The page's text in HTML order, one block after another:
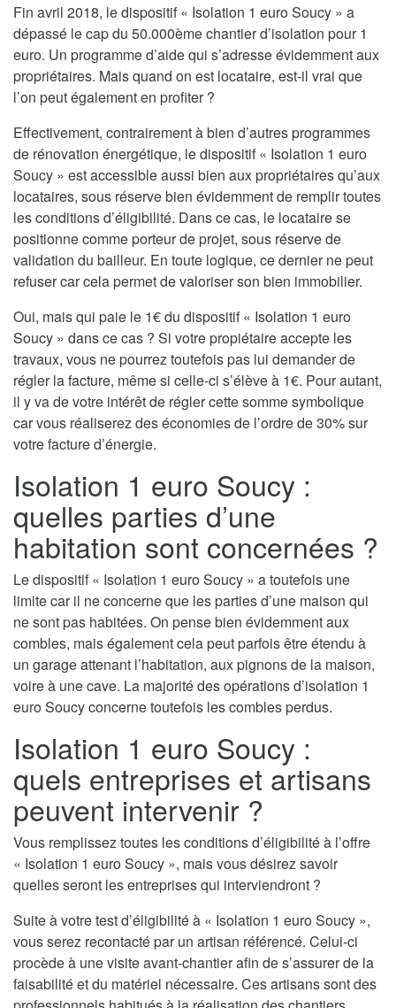
Fin avril 2018, le dispositif « Isolation 1 euro Soucy » a
dépassé le cap du 50.000ème chantier d’isolation pour 1
euro. Un programme d’aide qui s’adresse évidemment aux
propriétaires. Mais quand on est locataire, est-il vrai que
l’on peut également en profiter ?
Effectivement, contrairement à bien d’autres programmes
de rénovation énergétique, le dispositif « Isolation 1 euro
Soucy » est accessible aussi bien aux propriétaires qu’aux
locataires, sous réserve bien évidemment de remplir toutes
les conditions d’éligibilité. Dans ce cas, le locataire se
positionne comme porteur de projet, sous réserve de
validation du bailleur. En toute logique, ce dernier ne peut
refuser car cela permet de valoriser son bien immobilier.
Oui, mais qui paie le 1€ du dispositif « Isolation 1 euro
Soucy » dans ce cas ? Si votre propiétaire accepte les
travaux, vous ne pourrez toutefois pas lui demander de
régler la facture, même si celle-ci s’élève à 1€. Pour autant,
il y va de votre intérêt de régler cette somme symbolique
car vous réaliserez des économies de l’ordre de 30% sur
votre facture d’énergie.
Isolation 1 euro Soucy :
quelles parties d’une
habitation sont concernées ?
Le dispositif « Isolation 1 euro Soucy » a toutefois une
limite car il ne concerne que les parties d’une maison qui
ne sont pas habitées. On pense bien évidemment aux
combles, mais également cela peut parfois être étendu à
un garage attenant l’habitation, aux pignons de la maison,
voire à une cave. La majorité des opérations d’isolation 1
euro Soucy concerne toutefois les combles perdus.
Isolation 1 euro Soucy :
quels entreprises et artisans
peuvent intervenir ?
Vous remplissez toutes les conditions d’éligibilité à l’offre
« Isolation 1 euro Soucy », mais vous désirez savoir
quelles seront les entreprises qui interviendront ?
Suite à votre test d’éligibilité à « Isolation 1 euro Soucy »,
vous serez recontacté par un artisan référencé. Celui-ci
procède à une visite avant-chantier afin de s’assurer de la
faisabilité et du matériel nécessaire. Ces artisans sont des